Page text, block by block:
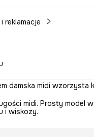
reklamacje
damska midi wzorzysta
midi. Prosty model
i wiskozy.